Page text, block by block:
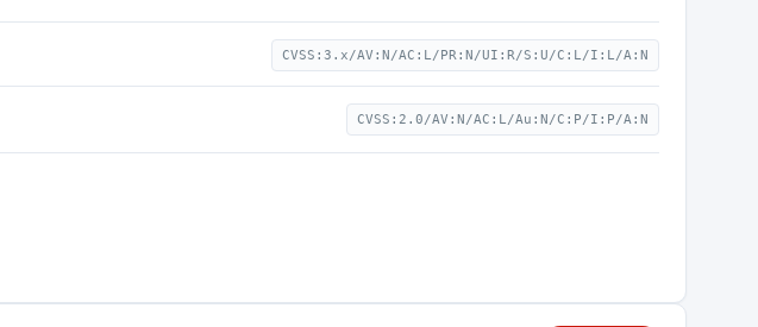
CVSS:3.x/AV:N/AC:L/PR:N/UI:R/S:U/C:L/I:L/A:N
CVSS:2.0/AV:N/AC:L/Au:N/C:P/I:P/A:N